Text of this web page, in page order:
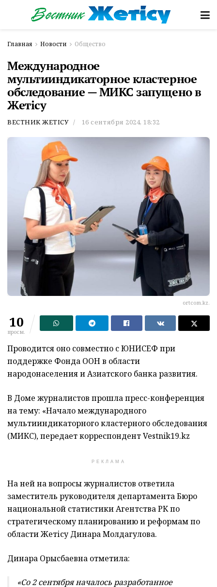
Главная Новости Общество
Международное
мультииндикаторное кластерное
обследование — МИКС запущено в
Жетісу
ВЕСТНИК ЖЕТІСУ 16 сентября 2024, 18:32
ortcom.kz.
10
просм.
Проводится оно совместно с ЮНИСЕФ при
поддержке Фонда ООН в области
народонаселения и Азиатского банка развития.
В Доме журналистов прошла пресс-конференция
на тему: «Начало международного
мультииндикаторного кластерного обследования
(МИКС), передает корреспондент Vestnik19.kz
РЕКЛАМА
На ней на вопросы журналистов ответила
заместитель руководителя департамента Бюро
национальной статистики Агентства РК по
стратегическому планированию и реформам по
области Жетісу Динара Молдагулова.
Динара Орысбаевна отметила:
«Со 2 сентября началось разработанное